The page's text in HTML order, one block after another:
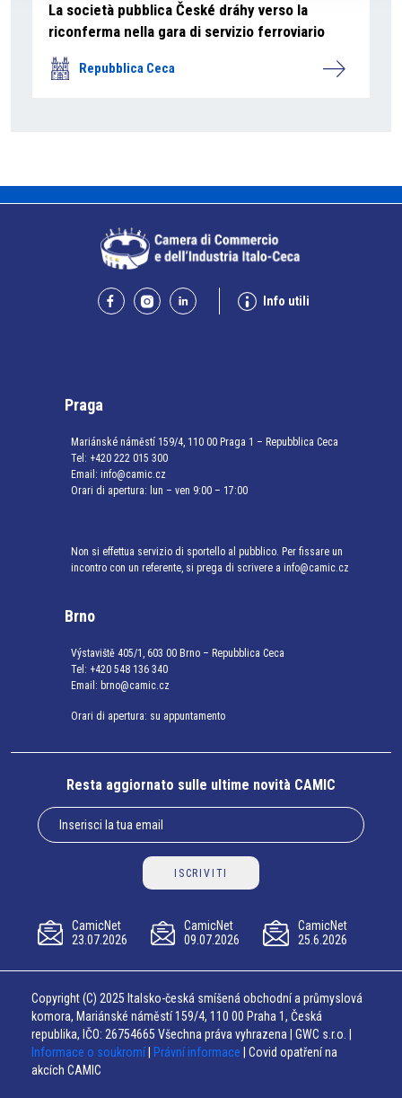
La società pubblica České dráhy verso la
riconferma nella gara di servizio ferroviario
Repubblica Ceca
Info utili
Praga
Mariánské náměstí 159/4, 110 00 Praga 1 – Repubblica Ceca
Tel: +420 222 015 300
Email: info@camic.cz
Orari di apertura: lun – ven 9:00 – 17:00
Non si effettua servizio di sportello al pubblico. Per fissare un
incontro con un referente, si prega di scrivere a info@camic.cz
Brno
Výstaviště 405/1, 603 00 Brno – Repubblica Ceca
Tel: +420 548 136 340
Email: brno@camic.cz
Orari di apertura: su appuntamento
Resta aggiornato sulle ultime novità CAMIC
ISCRIVITI
CamicNet
23.07.2026
CamicNet
09.07.2026
CamicNet
25.6.2026
Copyright (C) 2025 Italsko-česká smíšená obchodní a průmyslová
komora, Mariánské náměstí 159/4, 110 00 Praha 1, Česká
republika, IČO: 26754665 Všechna práva vyhrazena | GWC s.r.o. |
Informace o soukromí
Právní informace | Covid opatření na
akcích CAMIC